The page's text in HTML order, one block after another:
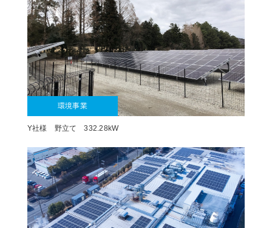
環境事業
Y社様 野立て 332.28kW